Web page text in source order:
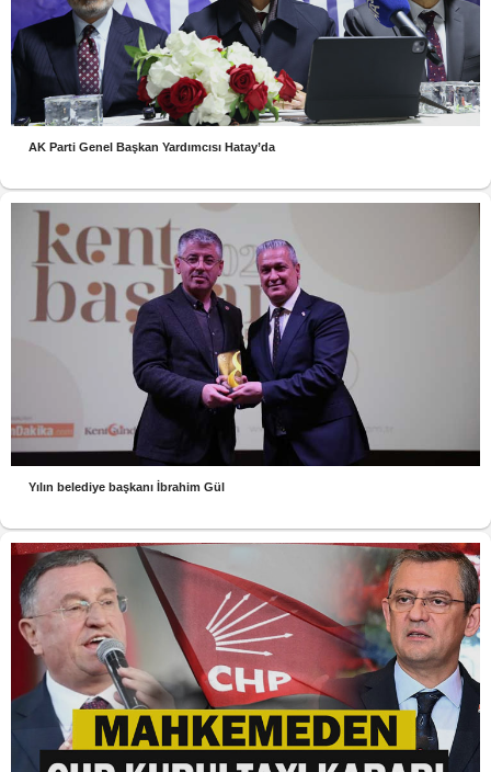
AK Parti Genel Başkan Yardımcısı Hatay’da
Yılın belediye başkanı İbrahim Gül